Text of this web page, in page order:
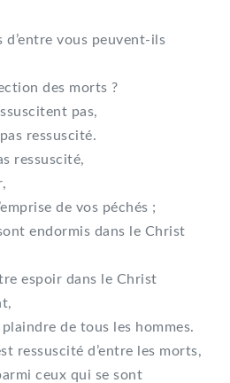
vous peuvent-ils
des morts ?
pas,
ressuscité.
ressuscité,
de vos péchés ;
endormis dans le Christ
espoir dans le Christ
de tous les hommes.
ressuscité d’entre les morts,
ceux qui se sont